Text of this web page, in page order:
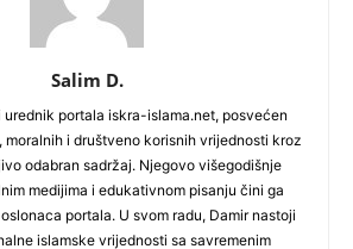
Salim D.
urednik portala iskra-islama.net, posvećen
moralnih i društveno korisnih vrijednosti kroz
odabran sadržaj. Njegovo višegodišnje
medijima i edukativnom pisanju čini ga
portala. U svom radu, Damir nastoji
islamske vrijednosti sa savremenim